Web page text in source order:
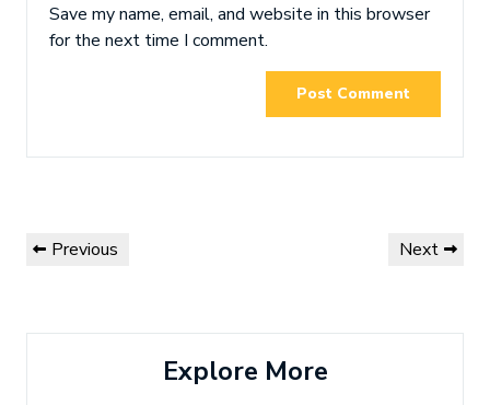
Save my name, email, and website in this browser
for the next time I comment.
Post
navigation
Previous
Previous
Next
Next
Explore More